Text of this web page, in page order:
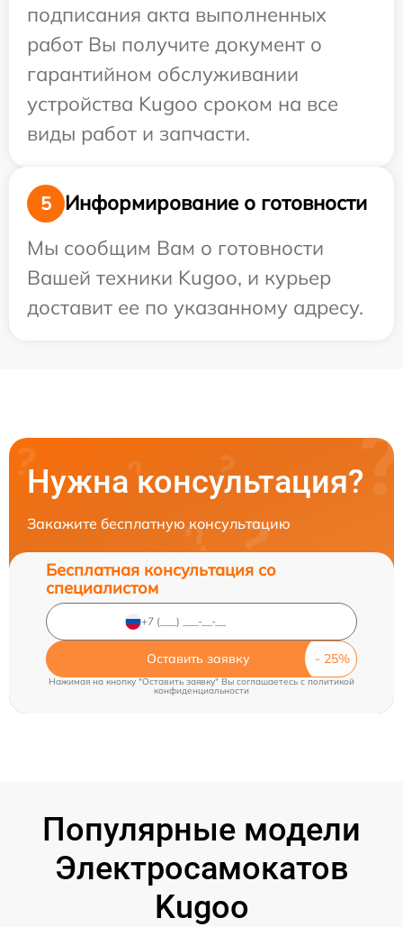
подписания акта выполненных
работ Вы получите документ о
гарантийном обслуживании
устройства Kugoo сроком на все
виды работ и запчасти.
5
Информирование о готовности
Мы сообщим Вам о готовности
Вашей техники Kugoo, и курьер
доставит ее по указанному адресу.
Нужна консультация?
Закажите бесплатную консультацию
Бесплатная консультация со
специалистом
Оставить заявку
Нажимая на кнопку "Оставить заявку" Вы соглашаетесь cполитикой
конфиденциальности
Популярные модели
Электросамокатов
Kugoo